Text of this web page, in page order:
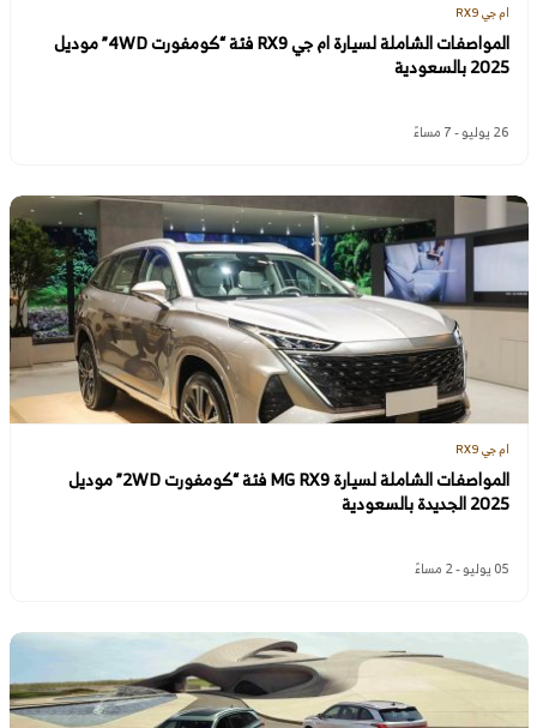
ام جي RX9
المواصفات الشاملة لسيارة ام جي RX9 فئة “كومفورت 4WD” موديل
2025 بالسعودية
26 يوليو - 7 مساءً
ام جي RX9
المواصفات الشاملة لسيارة MG RX9 فئة “كومفورت 2WD” موديل
2025 الجديدة بالسعودية
05 يوليو - 2 مساءً